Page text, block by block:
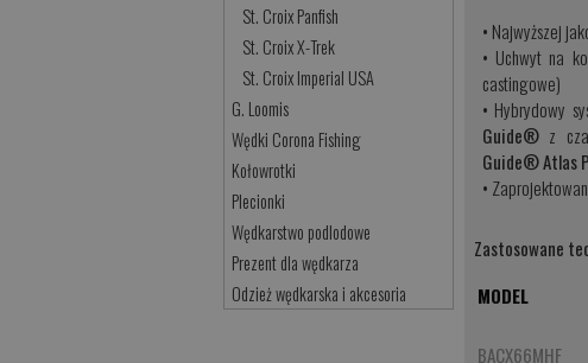
St. Croix Panfish
St. Croix X-Trek
St. Croix Imperial USA
G. Loomis
Wędki Corona Fishing
Kołowrotki
Plecionki
Wędkarstwo podlodowe
Prezent dla wędkarza
Odzież wędkarska i akcesoria
• Najwyższej
• Uchwyt na
castingowe)
• Hybrydowy
Guide® z
Guide® Atlas
•
Zastosowane
MODEL
BACX66MHF